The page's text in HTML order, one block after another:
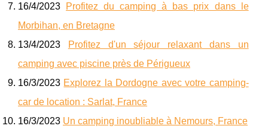
16/4/2023
Profitez du camping à bas prix dans le
Morbihan, en Bretagne
13/4/2023
Profitez d'un séjour relaxant dans un
camping avec piscine près de Périgueux
16/3/2023 Explorez la Dordogne avec votre camping-
car de location : Sarlat, France
16/3/2023 Un camping inoubliable à Nemours, France